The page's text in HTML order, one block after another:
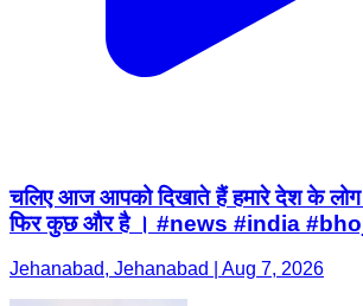
चलिए आज आपको दिखाते हैं हमारे देश के लोग
फिर कुछ और है । #news #india
Jehanabad, Jehanabad | Aug 7, 2026